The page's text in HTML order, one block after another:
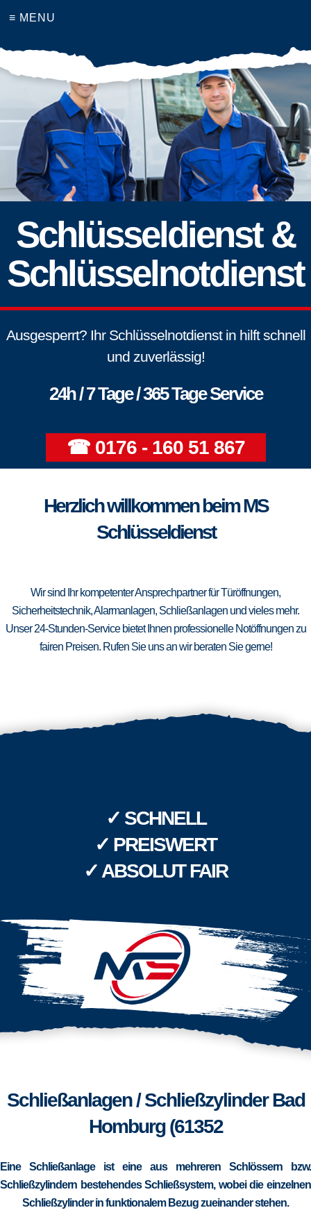
≡ MENU
Schlüsseldienst &
Schlüsselnotdienst
Ausgesperrt? Ihr Schlüsselnotdienst in hilft schnell
und zuverlässig!
24h / 7 Tage / 365 Tage Service
☎ 0176 - 160 51 867
Herzlich willkommen beim MS
Schlüsseldienst
Wir sind Ihr kompetenter Ansprechpartner für Türöffnungen,
Sicherheitstechnik, Alarmanlagen, Schließanlagen und vieles mehr.
Unser 24-Stunden-Service bietet Ihnen professionelle Notöffnungen zu
fairen Preisen. Rufen Sie uns an wir beraten Sie gerne!
✓ SCHNELL
✓ PREISWERT
✓ ABSOLUT FAIR
Schließanlagen / Schließzylinder Bad
Homburg (61352
Eine Schließanlage ist eine aus mehreren Schlössern bzw.
Schließzylindern bestehendes Schließsystem, wobei die einzelnen
Schließzylinder in funktionalem Bezug zueinander stehen.